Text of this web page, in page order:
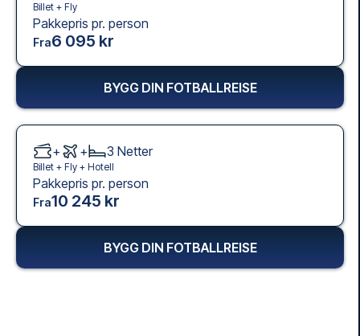
Billet + Fly
Pakkepris pr. person
Fra6 095 kr
BYGG DIN FOTBALLREISE
+ + 3 Netter
Billet + Fly + Hotell
Pakkepris pr. person
Fra10 245 kr
BYGG DIN FOTBALLREISE